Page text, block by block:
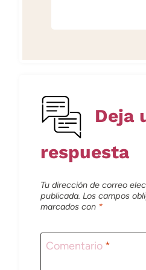
Deja
respuesta
Tu dirección de correo
publicada. Los campos
marcados con *
Comentario *